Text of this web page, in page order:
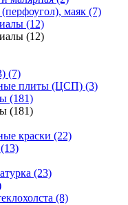
маяк (7)
(12)
(12)
(7)
плиты (ЦСП) (3)
(181)
(181)
краски (22)
(23)
(8)